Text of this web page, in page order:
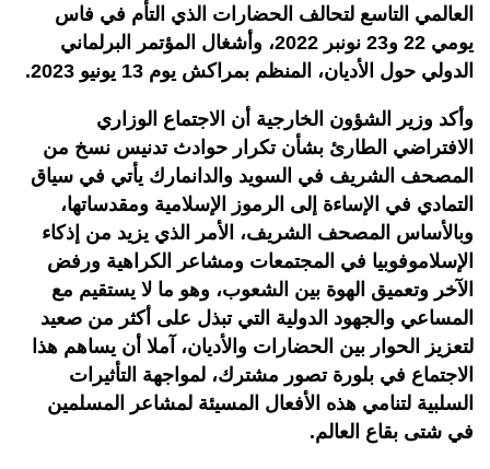
العالمي التاسع لتحالف الحضارات الذي التأم في فاس
يومي 22 و23 نونبر 2022، وأشغال المؤتمر البرلماني
الدولي حول الأديان، المنظم بمراكش يوم 13 يونيو 2023.
وأكد وزير الشؤون الخارجية أن الاجتماع الوزاري
الافتراضي الطارئ بشأن تكرار حوادث تدنيس نسخ من
المصحف الشريف في السويد والدانمارك يأتي في سياق
التمادي في الإساءة إلى الرموز الإسلامية ومقدساتها،
وبالأساس المصحف الشريف، الأمر الذي يزيد من إذكاء
الإسلاموفوبيا في المجتمعات ومشاعر الكراهية ورفض
الآخر وتعميق الهوة بين الشعوب، وهو ما لا يستقيم مع
المساعي والجهود الدولية التي تبذل على أكثر من صعيد
لتعزيز الحوار بين الحضارات والأديان، آملا أن يساهم هذا
الاجتماع في بلورة تصور مشترك، لمواجهة التأثيرات
السلبية لتنامي هذه الأفعال المسيئة لمشاعر المسلمين
في شتى بقاع العالم.